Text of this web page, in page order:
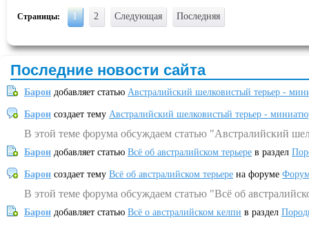
Страницы: 1 2 Следующая Последняя
Последние новости сайта
Барон добавляет статью Австралийский шелковистый терьер -
Барон создает тему Австралийский шелковистый терьер -
В этой теме форума обсуждаем статью "Австралийский
Барон добавляет статью Всё об австралийском терьере в раздел
Барон создает тему Всё об австралийском терьере на форуме
В этой теме форума обсуждаем статью "Всё об
Барон добавляет статью Всё о австралийском келпи в раздел